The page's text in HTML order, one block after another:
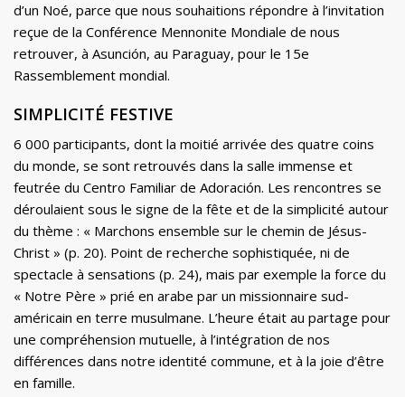
d’un Noé, parce que nous souhaitions répondre à l’invitation
reçue de la Conférence Mennonite Mondiale de nous
retrouver, à Asunción, au Paraguay, pour le 15e
Rassemblement mondial.
SIMPLICITÉ FESTIVE
6 000 participants, dont la moitié arrivée des quatre coins
du monde, se sont retrouvés dans la salle immense et
feutrée du Centro Familiar de Adoración. Les rencontres se
déroulaient sous le signe de la fête et de la simplicité autour
du thème : « Marchons ensemble sur le chemin de Jésus-
Christ » (p. 20). Point de recherche sophistiquée, ni de
spectacle à sensations (p. 24), mais par exemple la force du
« Notre Père » prié en arabe par un missionnaire sud-
américain en terre musulmane. L’heure était au partage pour
une compréhension mutuelle, à l’intégration de nos
différences dans notre identité commune, et à la joie d’être
en famille.